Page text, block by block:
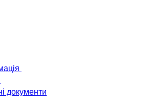
документи